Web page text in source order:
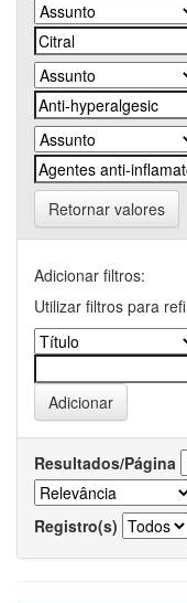
Retornar valores
Adicionar filtros:
Utilizar filtros para
Resultados/Página
Registro(s)